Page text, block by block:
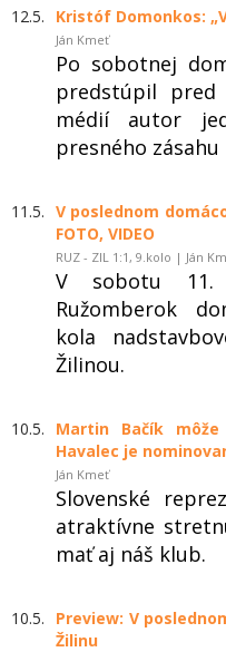
12.5. Kristóf Domonkos:
Ján Kmeť
Po sobotnej
predstúpil pred
médií autor
presného
11.5. V poslednom
FOTO, VIDEO
RUZ - ZIL 1:1, 9.kolo | Ján
V sobotu 11.
Ružomberok
kola
Žilinou.
10.5.
Martin Bačík
Havalec je
Ján Kmeť
Slovenské
atraktívne
mať aj náš klub.
10.5.
Preview: V
Žilinu